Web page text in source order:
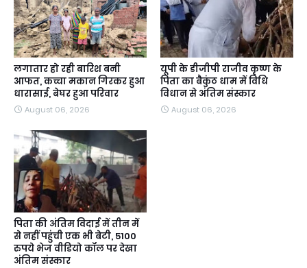
लगातार हो रही बारिश बनी
आफत, कच्चा मकान गिरकर हुआ
धारासाई, बेघर हुआ परिवार
August 06, 2026
यूपी के डीजीपी राजीव कृष्ण के
पिता का बैकुंठ धाम में विधि
विधान से अंतिम संस्कार
August 06, 2026
पिता की अंतिम विदाई में तीन में
से नहीं पहुंची एक भी बेटी, 5100
रुपये भेज वीडियो कॉल पर देखा
अंतिम संस्कार